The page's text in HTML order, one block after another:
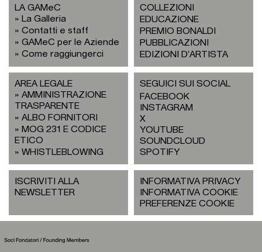
LA GAMeC
La Galleria
Contatti e staff
GAMeC per le Aziende
Come raggiungerci
COLLEZIONI
EDUCAZIONE
PREMIO BONALDI
PUBBLICAZIONI
EDIZIONI D’ARTISTA
AREA LEGALE
AMMINISTRAZIONE
TRASPARENTE
ALBO FORNITORI
MOG 231 E CODICE
ETICO
WHISTLEBLOWING
SEGUICI SUI SOCIAL
FACEBOOK
INSTAGRAM
X
YOUTUBE
SOUNDCLOUD
SPOTIFY
ISCRIVITI ALLA
NEWSLETTER
INFORMATIVA PRIVACY
INFORMATIVA COOKIE
PREFERENZE COOKIE